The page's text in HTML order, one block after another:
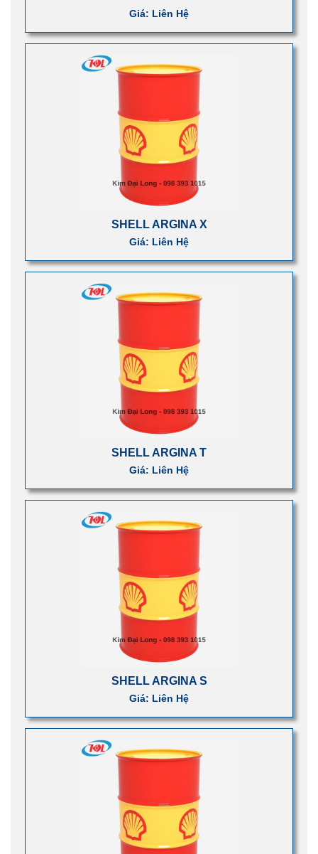
Giá: Liên Hệ
SHELL ARGINA X
Giá: Liên Hệ
SHELL ARGINA T
Giá: Liên Hệ
SHELL ARGINA S
Giá: Liên Hệ